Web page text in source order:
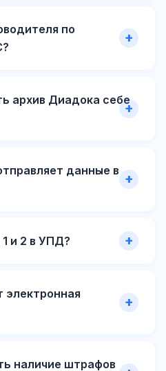
по
архив Диадока себе
данные в
и 2 в УПД?
электронная
наличие штрафов